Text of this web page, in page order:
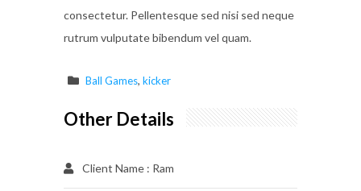
consectetur. Pellentesque sed nisi sed neque
rutrum vulputate bibendum vel quam.
Ball Games, kicker
Other Details
Client Name : Ram